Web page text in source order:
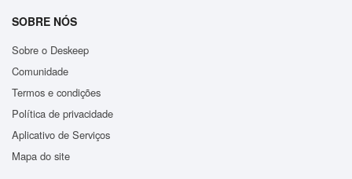
SOBRE NÓS
Sobre o Deskeep
Comunidade
Termos e condições
Política de privacidade
Aplicativo de Serviços
Mapa do site